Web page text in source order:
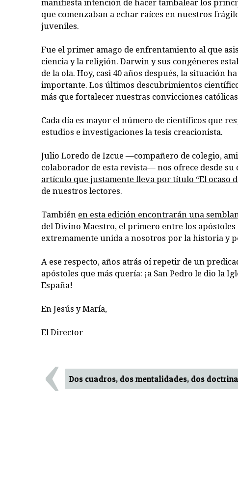
manifiesta intención de hacer tambalear los
que comenzaban a echar raíces en nuestros
juveniles.
Fue el primer amago de enfrentamiento al que
ciencia y la religión. Darwin y sus congéneres
de la ola. Hoy, casi 40 años después, la situación
importante. Los últimos descubrimientos
más que fortalecer nuestras convicciones
Cada día es mayor el número de científicos que
estudios e investigaciones la tesis creacionista.
Julio Loredo de Izcue —compañero de colegio,
colaborador de esta revista— nos ofrece desde
artículo que justamente lleva por título “El ocaso
de nuestros lectores.
También en esta edición encontrarán una
del Divino Maestro, el primero entre los
extremamente unida a nosotros por la historia y
A ese respecto, años atrás oí repetir de un
apóstoles que más quería: ¡a San Pedro le dio la
España!
En Jesús y María,
El Director
‹ Dos cuadros, dos mentalidades, dos